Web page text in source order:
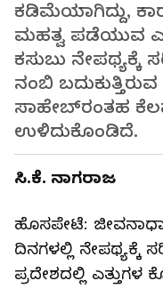
ಕಡಿಮೆಯಾಗಿದ್ದು,
ಮಹತ್ವ ಪಡೆಯುವ
ಕಸುಬು ನೇಪಥ್ಯಕ್ಕೆ
ನಂಬಿ
ಸಾಹೇಬ್‌ರಂತಹ
ಉಳಿದುಕೊಂಡಿದೆ.
ಸಿ.ಕೆ. ನಾಗರಾಜ
ಹೊಸಪೇಟೆ:
ದಿನಗಳಲ್ಲಿ ನೇಪಥ್ಯಕ್ಕೆ
ಪ್ರದೇಶದಲ್ಲಿ ಎತ್ತುಗಳ